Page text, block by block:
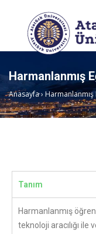
Harmanlanmış
Anasayfa›
Tanım
Harmanlanmış
teknoloji aracılığı